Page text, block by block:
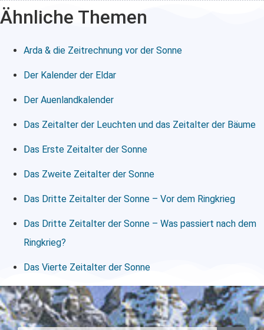
Ähnliche Themen
Arda & die Zeitrechnung vor der Sonne
Der Kalender der Eldar
Der Auenlandkalender
Das Zeitalter der Leuchten und das Zeitalter der Bäume
Das Erste Zeitalter der Sonne
Das Zweite Zeitalter der Sonne
Das Dritte Zeitalter der Sonne – Vor dem Ringkrieg
Das Dritte Zeitalter der Sonne – Was passiert nach dem
Ringkrieg?
Das Vierte Zeitalter der Sonne